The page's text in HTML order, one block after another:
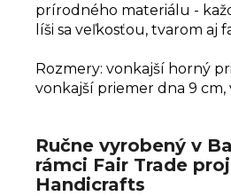
prírodného materiálu -
líši sa veľkosťou, tvarom aj
Rozmery: vonkajší horný
vonkajší priemer dna 9 cm,
Ručne vyrobený v
rámci Fair Trade
Handicrafts